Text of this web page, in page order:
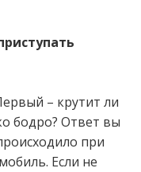
– крутит ли
бодро? Ответ вы
при
Если не